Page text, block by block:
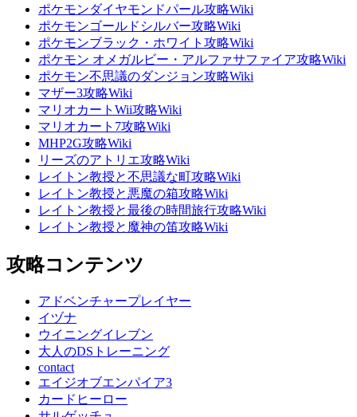
ポケモンダイヤモンドパール攻略Wiki
ポケモンゴールドシルバー攻略Wiki
ポケモンブラック・ホワイト攻略Wiki
ポケモン オメガルビー・アルファサファイア攻略Wiki
ポケモン不思議のダンジョン攻略Wiki
マザー3攻略Wiki
マリオカートWii攻略Wiki
マリオカート7攻略Wiki
MHP2G攻略Wiki
リーズのアトリエ攻略Wiki
レイトン教授と不思議な町攻略Wiki
レイトン教授と悪魔の箱攻略Wiki
レイトン教授と最後の時間旅行攻略Wiki
レイトン教授と魔神の笛攻略Wiki
攻略コンテンツ
アドベンチャープレイヤー
イヅナ
ウイニングイレブン
大人のDSトレーニング
contact
エイジオブエンパイア3
カードヒーロー